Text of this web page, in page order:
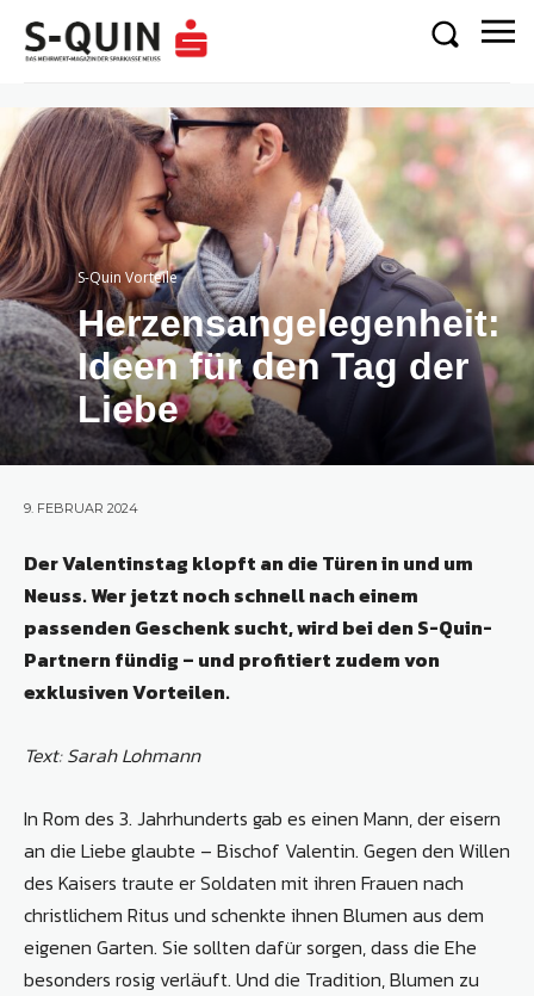
S-Quin Vorteile
Herzensangelegenheit:
Ideen für den Tag der
Liebe
9. FEBRUAR 2024
Der Valentinstag klopft an die Türen in und um
Neuss. Wer jetzt noch schnell nach einem
passenden Geschenk sucht, wird bei den S-Quin-
Partnern fündig – und profitiert zudem von
exklusiven Vorteilen.
Text: Sarah Lohmann
In Rom des 3. Jahrhunderts gab es einen Mann, der eisern
an die Liebe glaubte – Bischof Valentin. Gegen den Willen
des Kaisers traute er Soldaten mit ihren Frauen nach
christlichem Ritus und schenkte ihnen Blumen aus dem
eigenen Garten. Sie sollten dafür sorgen, dass die Ehe
besonders rosig verläuft. Und die Tradition, Blumen zu